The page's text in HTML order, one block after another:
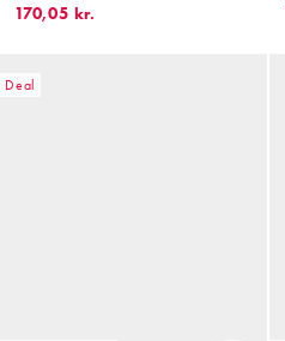
170,05 kr.
Deal